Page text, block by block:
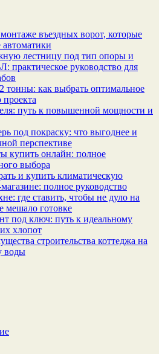
въездных ворот, которые
лестницу под тип опоры и
практическое руководство для
тонны: как выбрать оптимальное
путь к повышенной мощности и
под покраску: что выгоднее и
перспективе
купить онлайн: полное
выбора
и купить климатическую
полное руководство
где ставить, чтобы не дуло на
мешало готовке
под ключ: путь к идеальному
хлопот
строительства коттеджа на
воды